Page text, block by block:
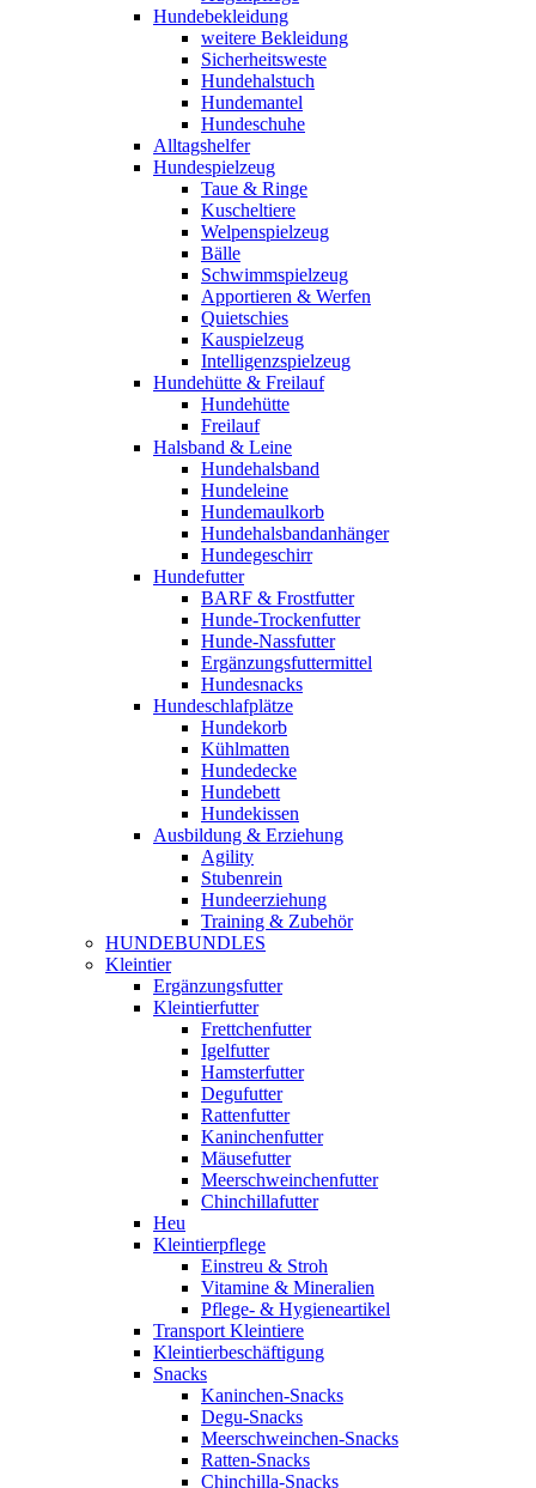
Hundebekleidung
weitere Bekleidung
Sicherheitsweste
Hundehalstuch
Hundemantel
Hundeschuhe
Alltagshelfer
Hundespielzeug
Taue & Ringe
Kuscheltiere
Welpenspielzeug
Bälle
Schwimmspielzeug
Apportieren & Werfen
Quietschies
Kauspielzeug
Intelligenzspielzeug
Hundehütte & Freilauf
Hundehütte
Freilauf
Halsband & Leine
Hundehalsband
Hundeleine
Hundemaulkorb
Hundehalsbandanhänger
Hundegeschirr
Hundefutter
BARF & Frostfutter
Hunde-Trockenfutter
Hunde-Nassfutter
Ergänzungsfuttermittel
Hundesnacks
Hundeschlafplätze
Hundekorb
Kühlmatten
Hundedecke
Hundebett
Hundekissen
Ausbildung & Erziehung
Agility
Stubenrein
Hundeerziehung
Training & Zubehör
HUNDEBUNDLES
Kleintier
Ergänzungsfutter
Kleintierfutter
Frettchenfutter
Igelfutter
Hamsterfutter
Degufutter
Rattenfutter
Kaninchenfutter
Mäusefutter
Meerschweinchenfutter
Chinchillafutter
Heu
Kleintierpflege
Einstreu & Stroh
Vitamine & Mineralien
Pflege- & Hygieneartikel
Transport Kleintiere
Kleintierbeschäftigung
Snacks
Kaninchen-Snacks
Degu-Snacks
Meerschweinchen-Snacks
Ratten-Snacks
Chinchilla-Snacks